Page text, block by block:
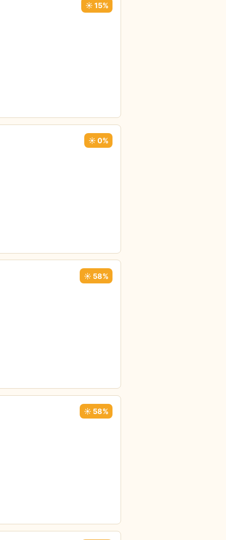
☀️ 15%
☀️ 0%
☀️ 58%
☀️ 58%